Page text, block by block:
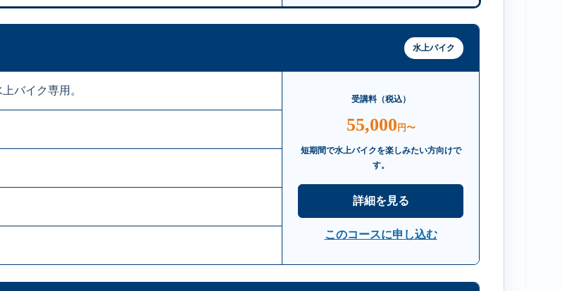
水上バイク
バイク専用。
受講料（税込）
55,000円〜
短期間で水上バイクを楽しみたい方向けで
す。
詳細を見る
このコースに申し込む